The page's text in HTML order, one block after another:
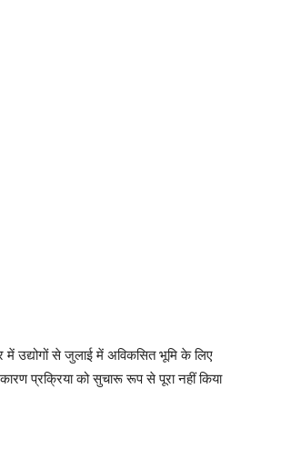
उद्योगों से जुलाई में अविकसित भूमि के लिए
प्रक्रिया को सुचारू रूप से पूरा नहीं किया